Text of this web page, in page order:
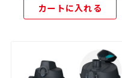
カートに入れる